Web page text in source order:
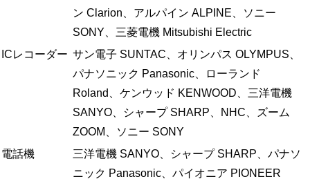
ン Clarion、アルパイン ALPINE、ソニー
SONY、三菱電機 Mitsubishi Electric
ICレコーダー サン電子 SUNTAC、オリンパス OLYMPUS、
パナソニック Panasonic、ローランド
Roland、ケンウッド KENWOOD、三洋電機
SANYO、シャープ SHARP、NHC、ズーム
ZOOM、ソニー SONY
電話機
三洋電機 SANYO、シャープ SHARP、パナソ
ニック Panasonic、パイオニア PIONEER